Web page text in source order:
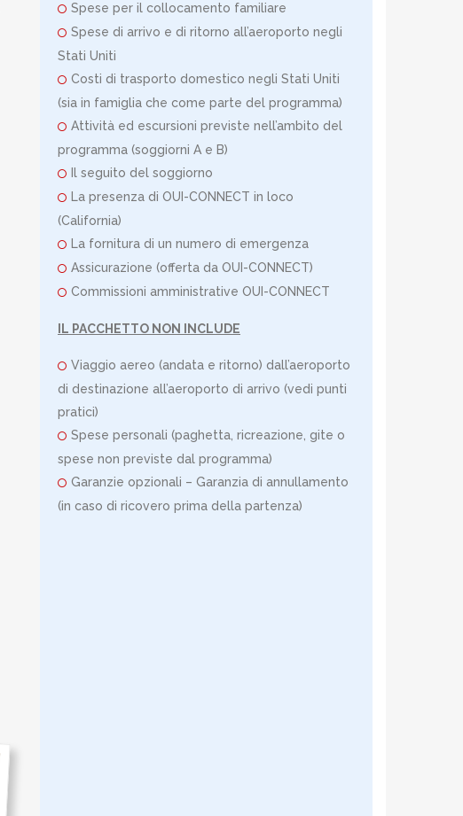
Spese per il collocamento familiare
Spese di arrivo e di ritorno all’aeroporto negli
Stati Uniti
Costi di trasporto domestico negli Stati Uniti
(sia in famiglia che come parte del programma)
Attività ed escursioni previste nell’ambito del
programma (soggiorni A e B)
Il seguito del soggiorno
La presenza di OUI-CONNECT in loco
(California)
La fornitura di un numero di emergenza
Assicurazione (offerta da OUI-CONNECT)
Commissioni amministrative OUI-CONNECT
IL PACCHETTO NON INCLUDE
Viaggio aereo (andata e ritorno) dall’aeroporto
di destinazione all’aeroporto di arrivo (vedi punti
pratici)
Spese personali (paghetta, ricreazione, gite o
spese non previste dal programma)
Garanzie opzionali – Garanzia di annullamento
(in caso di ricovero prima della partenza)